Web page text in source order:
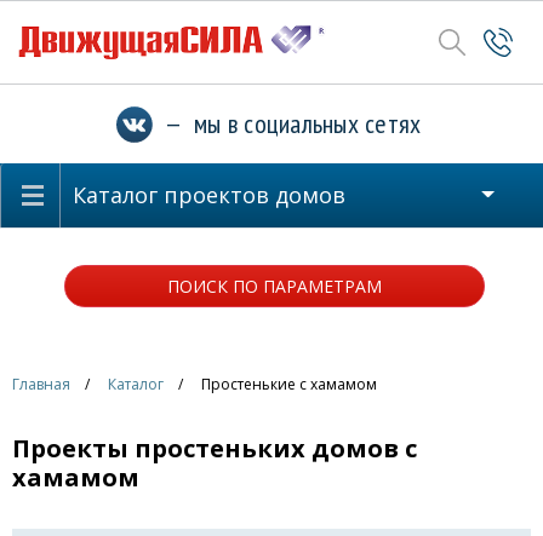
— мы в социальных сетях
Каталог проектов домов
ПОИСК ПО ПАРАМЕТРАМ
Главная Каталог Простенькие с хамамом
Проекты простеньких домов с
хамамом